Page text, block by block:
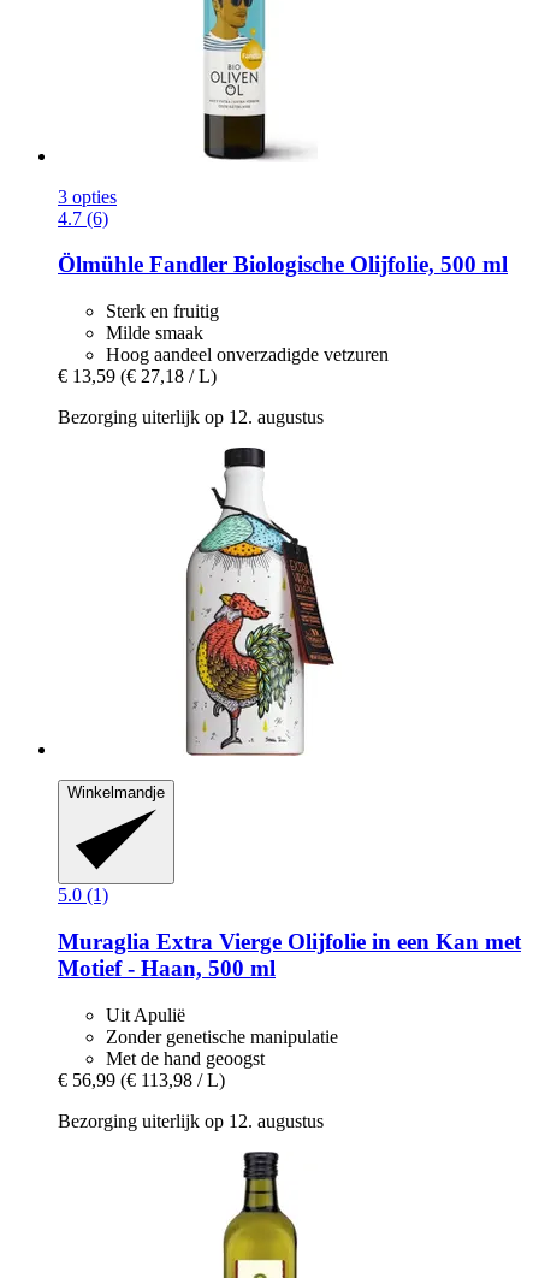
3 opties
4.7 (6)
Ölmühle Fandler Biologische Olijfolie, 500 ml
Sterk en fruitig
Milde smaak
Hoog aandeel onverzadigde vetzuren
€ 13,59 (€ 27,18 / L)
Bezorging uiterlijk op 12. augustus
Winkelmandje
5.0 (1)
Muraglia Extra Vierge Olijfolie in een Kan met
Motief -​ Haan, 500 ml
Uit Apulië
Zonder genetische manipulatie
Met de hand geoogst
€ 56,99 (€ 113,98 / L)
Bezorging uiterlijk op 12. augustus